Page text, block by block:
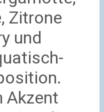
Zitrone
und
Akzent